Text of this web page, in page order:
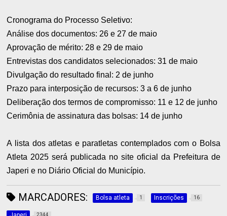
Cronograma do Processo Seletivo:
Análise dos documentos: 26 e 27 de maio
Aprovação de mérito: 28 e 29 de maio
Entrevistas dos candidatos selecionados: 31 de maio
Divulgação do resultado final: 2 de junho
Prazo para interposição de recursos: 3 a 6 de junho
Deliberação dos termos de compromisso: 11 e 12 de junho
Cerimônia de assinatura das bolsas: 14 de junho
A lista dos atletas e paratletas contemplados com o Bolsa
Atleta 2025 será publicada no site oficial da Prefeitura de
Japeri e no Diário Oficial do Município.
MARCADORES: Bolsa atleta 1 Inscrições 16